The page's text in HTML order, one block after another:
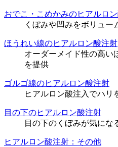
おでこ・こめかみのヒアルロ
くぼみや凹みをボリュー
ほうれい線のヒアルロン酸注射
オーダーメイド性の高い
を提供
ゴルゴ線のヒアルロン酸注射
ヒアルロン酸注入でハリ
目の下のヒアルロン酸注射
目の下のくぼみが気にな
ヒアルロン酸注射：その他